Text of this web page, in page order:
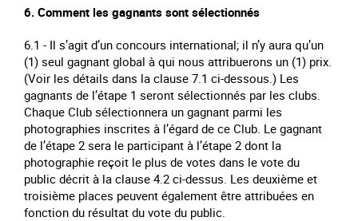
6. Comment les gagnants sont sélectionnés
6.1 - Il s’agit d’un concours international; il n’y aura qu’un
(1) seul gagnant global à qui nous attribuerons un (1) prix.
(Voir les détails dans la clause 7.1 ci-dessous.) Les
gagnants de l’étape 1 seront sélectionnés par les clubs.
Chaque Club sélectionnera un gagnant parmi les
photographies inscrites à l’égard de ce Club. Le gagnant
de l’étape 2 sera le participant à l’étape 2 dont la
photographie reçoit le plus de votes dans le vote du
public décrit à la clause 4.2 ci-dessus. Les deuxième et
troisième places peuvent également être attribuées en
fonction du résultat du vote du public.